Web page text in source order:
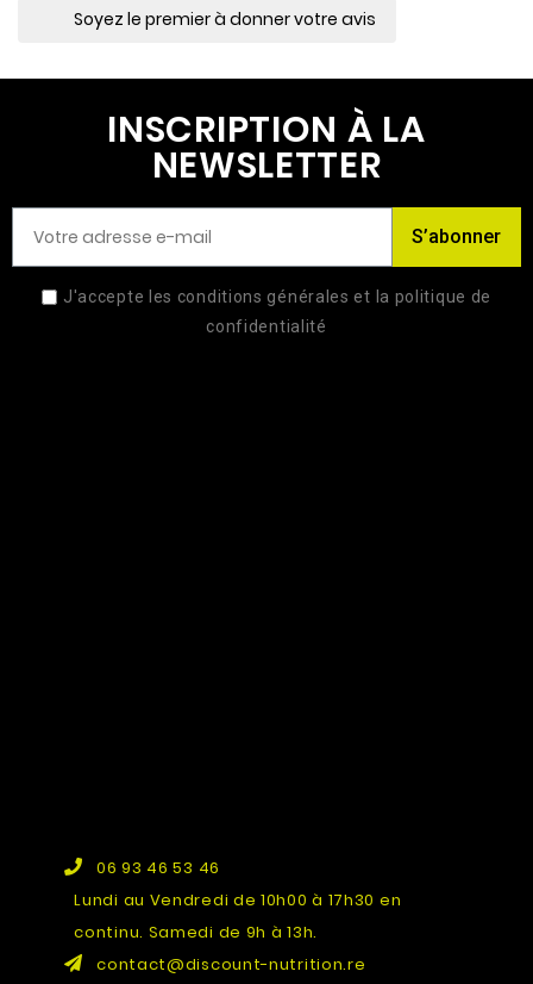
Soyez le premier à donner votre avis
INSCRIPTION À LA
NEWSLETTER
S’abonner
J'accepte les conditions générales et la politique de
confidentialité
06 93 46 53 46
Lundi au Vendredi de 10h00 à 17h30 en
continu. Samedi de 9h à 13h.
contact@discount-nutrition.re